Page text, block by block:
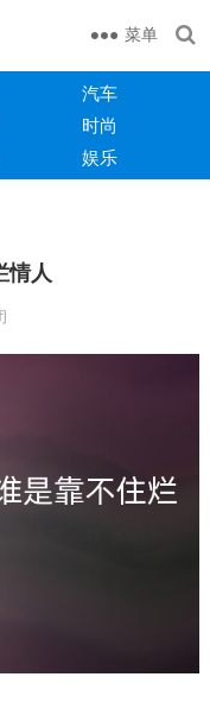
菜单
汽车
时尚
娱乐
情人